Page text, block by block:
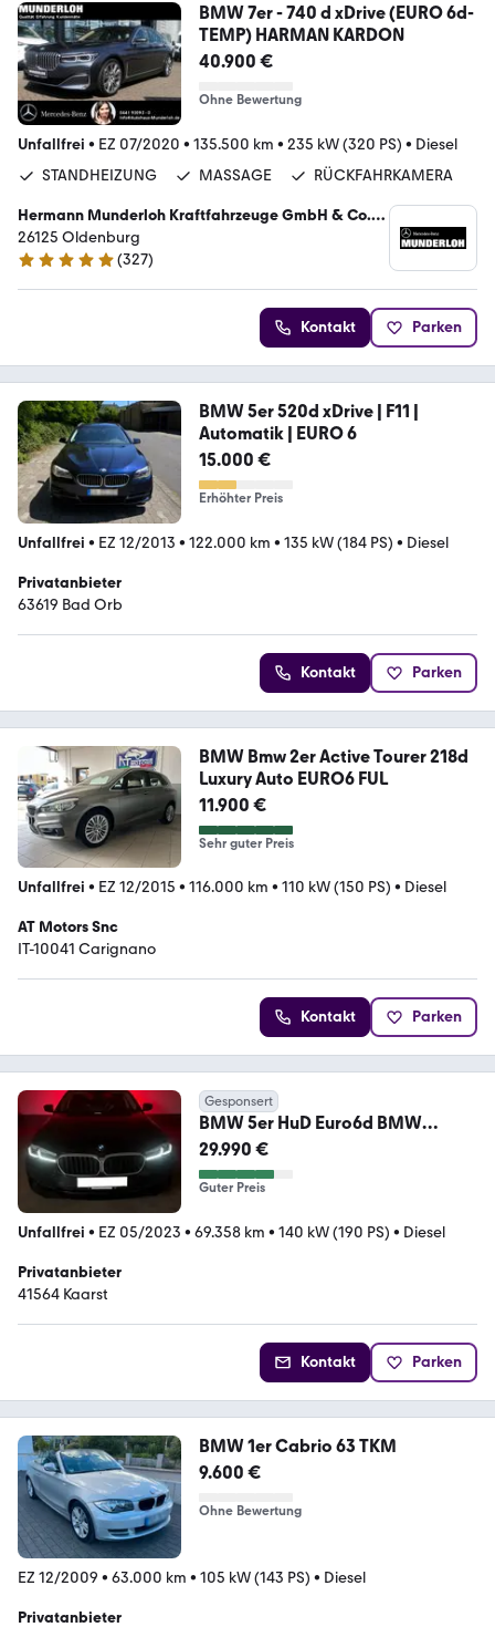
BMW 7er - 740 d xDrive (EURO 6d-
TEMP) HARMAN KARDON
40.900 €
Ohne Bewertung
Unfallfrei • EZ 07/2020 • 135.500 km • 235 kW (320 PS) • Diesel
STANDHEIZUNG
MASSAGE RÜCKFAHRKAMERA
Hermann Munderloh Kraftfahrzeuge GmbH & Co.
KG
26125 Oldenburg
4.9 Sterne
(327)
Kontakt Parken
BMW 5er 520d xDrive | F11 |
Automatik | EURO 6
15.000 €
Erhöhter Preis
Unfallfrei • EZ 12/2013 • 122.000 km • 135 kW (184 PS) • Diesel
Privatanbieter
63619 Bad Orb
Kontakt Parken
BMW Bmw 2er Active Tourer 218d
Luxury Auto EURO6 FUL
11.900 €
Sehr guter Preis
Unfallfrei • EZ 12/2015 • 116.000 km • 110 kW (150 PS) • Diesel
AT Motors Snc
IT-10041 Carignano
Kontakt Parken
Gesponsert
BMW 5er HuD Euro6d BMW
Garantie Inspi NEU 1 Hand TOP
29.990 €
Guter Preis
Unfallfrei • EZ 05/2023 • 69.358 km • 140 kW (190 PS) • Diesel
Privatanbieter
41564 Kaarst
Kontakt Parken
BMW 1er Cabrio 63 TKM
9.600 €
Ohne Bewertung
EZ 12/2009 • 63.000 km • 105 kW (143 PS) • Diesel
Privatanbieter